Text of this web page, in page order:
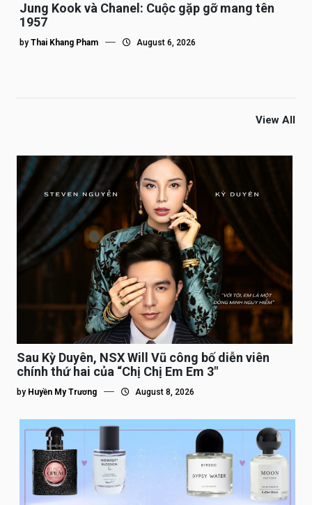
Jung Kook và Chanel: Cuộc gặp gỡ mang tên
1957
by Thai Khang Pham August 6, 2026
View All
Sau Kỳ Duyên, NSX Will Vũ công bố diễn viên
chính thứ hai của “Chị Chị Em Em 3″
by Huyền My Trương August 8, 2026